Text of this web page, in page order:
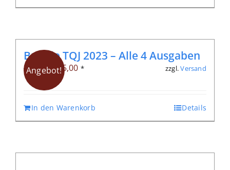
Angebot!
Bundle TQJ 2023 – Alle 4 Ausgaben
€51,20 Ursprünglicher
Preis
€ 51,20
€25,00Aktueller
€ 25,00.
* zzgl.Versand
In den Warenkorb Details